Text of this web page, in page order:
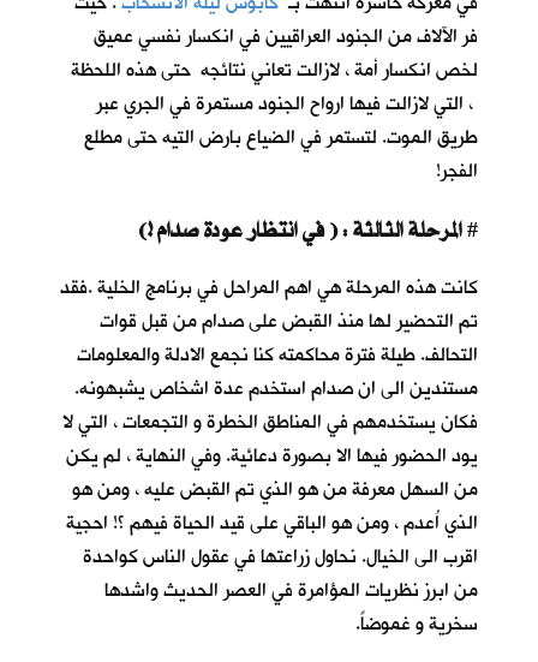
فر الآلاف من الجنود العراقيين في انكسار نفسي عميق
لخص انكسار أمة ، لازالت تعاني نتائجه حتى هذه اللحظة
، التي لازالت فيها ارواح الجنود مستمرة في الجري عبر
طريق الموت. لتستمر في الضياع بارض التيه حتى مطلع
الفجر!
#
كانت هذه المرحلة هي اهم المراحل في برنامج الخلية .فقد
تم التحضير لها منذ القبض على صدام من قبل قوات
التحالف. طيلة فترة محاكمته كنا نجمع الادلة والمعلومات
مستندين الى ان صدام استخدم عدة اشخاص يشبهونه.
فكان يستخدمهم في المناطق الخطرة و التجمعات ، التي لا
يود الحضور فيها الا بصورة دعائية. وفي النهاية ، لم يكن
من السهل معرفة من هو الذي تم القبض عليه ، ومن هو
الذي اُعدم ، ومن هو الباقي على قيد الحياة فيهم ؟! احجية
اقرب الى الخيال. نحاول زراعتها في عقول الناس كواحدة
من ابرز نظريات المؤامرة في العصر الحديث واشدها
سخرية و غموضاً.